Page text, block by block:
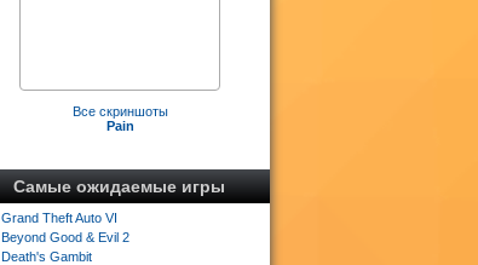
Все скриншоты
Pain
Самые ожидаемые игры
Grand Theft Auto VI
Beyond Good & Evil 2
Death's Gambit